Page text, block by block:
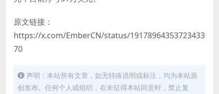
原文链接：
https://x.com/EmberCN/status/19178964353723433
70
声明：本站所有文章，如无特殊说明或标注，均为本站原
创发布。任何个人或组织，在未征得本站同意时，禁止复